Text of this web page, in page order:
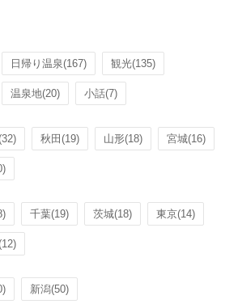
日帰り温泉(167) 観光(135)
温泉地(20) 小話(7)
秋田(19) 山形(18) 宮城(16)
千葉(19) 茨城(18) 東京(14)
新潟(50)